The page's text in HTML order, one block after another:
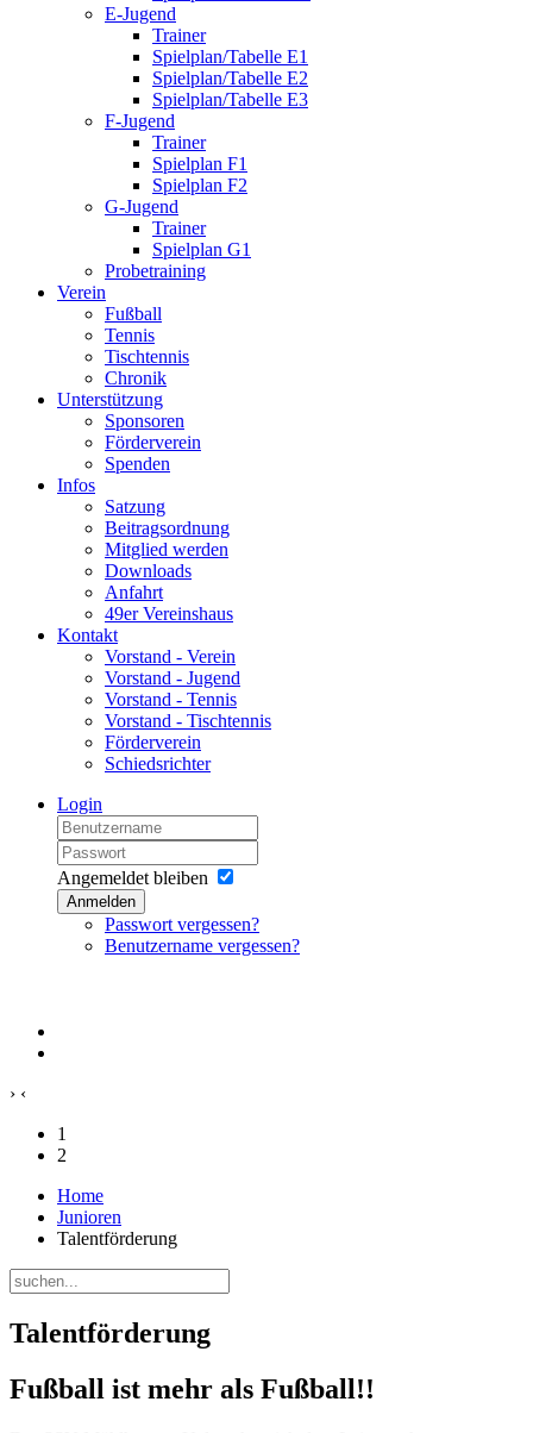
E-Jugend
Trainer
Spielplan/Tabelle E1
Spielplan/Tabelle E2
Spielplan/Tabelle E3
F-Jugend
Trainer
Spielplan F1
Spielplan F2
G-Jugend
Trainer
Spielplan G1
Probetraining
Verein
Fußball
Tennis
Tischtennis
Chronik
Unterstützung
Sponsoren
Förderverein
Spenden
Infos
Satzung
Beitragsordnung
Mitglied werden
Downloads
Anfahrt
49er Vereinshaus
Kontakt
Vorstand - Verein
Vorstand - Jugend
Vorstand - Tennis
Vorstand - Tischtennis
Förderverein
Schiedsrichter
Login
Angemeldet bleiben
Anmelden
Passwort vergessen?
Benutzername vergessen?
› ‹
1
2
Home
Junioren
Talentförderung
Talentförderung
Fußball ist mehr als Fußball!!